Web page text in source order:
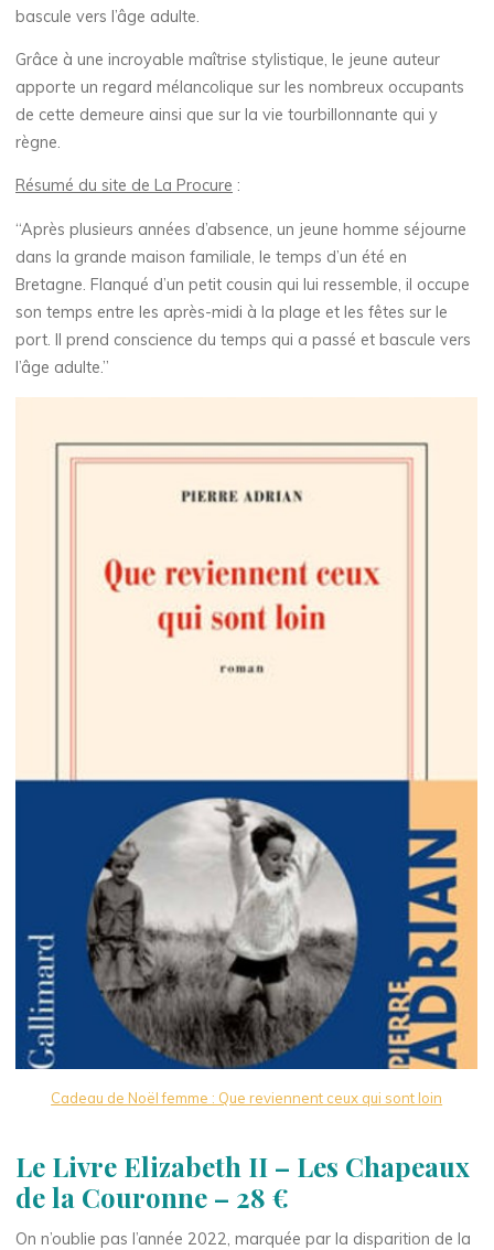
bascule vers l’âge adulte.
Grâce à une incroyable maîtrise stylistique, le jeune auteur
apporte un regard mélancolique sur les nombreux occupants
de cette demeure ainsi que sur la vie tourbillonnante qui y
règne.
Résumé du site de La Procure :
“Après plusieurs années d’absence, un jeune homme séjourne
dans la grande maison familiale, le temps d’un été en
Bretagne. Flanqué d’un petit cousin qui lui ressemble, il occupe
son temps entre les après-midi à la plage et les fêtes sur le
port. Il prend conscience du temps qui a passé et bascule vers
l’âge adulte.”
Cadeau de Noël femme : Que reviennent ceux qui sont loin
Le Livre Elizabeth II – Les Chapeaux
de la Couronne – 28 €
On n’oublie pas l’année 2022, marquée par la disparition de la